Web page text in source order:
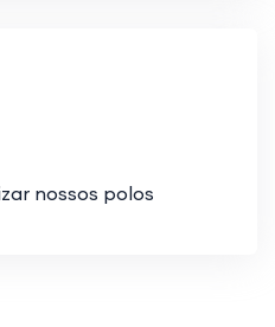
nossos polos